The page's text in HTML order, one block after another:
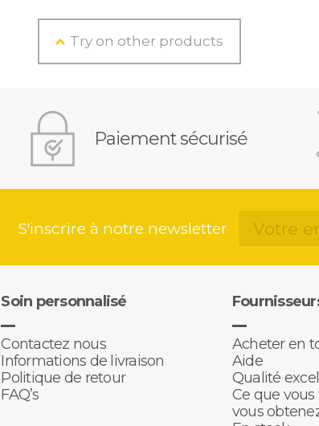
up Try on other products
Paiement sécurisé
S'inscrire à notre newsletter
Soin personnalisé
Contactez nous
Informations de livraison
Politique de retour
FAQ’s
Acheter en
Aide
Qualité
Ce que
vous